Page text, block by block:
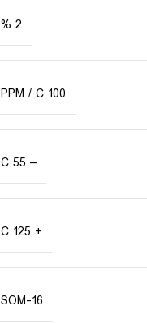
2 %
100 PPM / C
– 55 C
+ 125 C
SOM-16